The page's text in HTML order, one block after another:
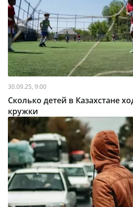
30.09.25, 9:00
Сколько детей в Казахстане
кружки